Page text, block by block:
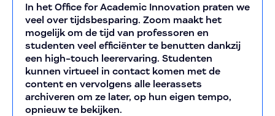
In het Office for Academic Innovation praten we
veel over tijdsbesparing. Zoom maakt het
mogelijk om de tijd van professoren en
studenten veel efficiënter te benutten dankzij
een high-touch leerervaring. Studenten
kunnen virtueel in contact komen met de
content en vervolgens alle leerassets
archiveren om ze later, op hun eigen tempo,
opnieuw te bekijken.